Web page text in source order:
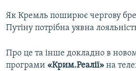
Як Кремль поширює чергову
Путіну потрібна уявна
Про це та інше докладно в
програми «Крим.Реалії» на